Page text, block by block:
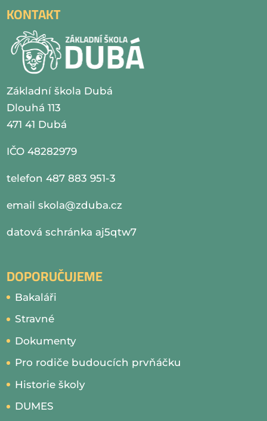
KONTAKT
Základní škola Dubá
Dlouhá 113
471 41 Dubá
IČO 48282979
telefon 487 883 951-3
emailskola@zduba.cz
datová schránka aj5qtw7
DOPORUČUJEME
Bakaláři
Stravné
Dokumenty
Pro rodiče budoucích prvňáčku
Historie školy
DUMES